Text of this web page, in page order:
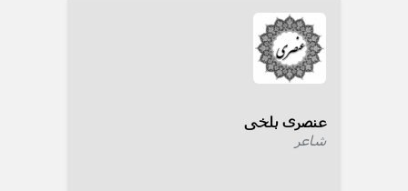
عنصری بلخی
شاعر